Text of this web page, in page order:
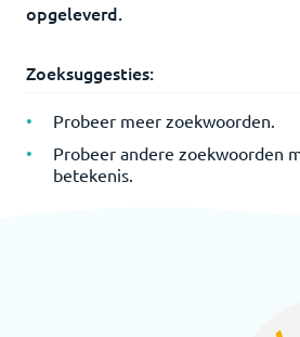
opgeleverd.
Zoeksuggesties:
Probeer meer zoekwoorden.
Probeer andere zoekwoorden
betekenis.